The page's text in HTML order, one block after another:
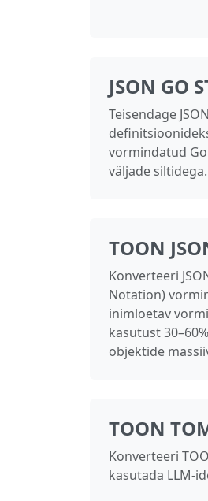
JSON GO
Teisendage
vormindatud
väljade siltidega.
TOON
Konverteeri
Notation)
inimloetav
kasutust
objektide
TOON
Konverteeri
kasutada LLM-